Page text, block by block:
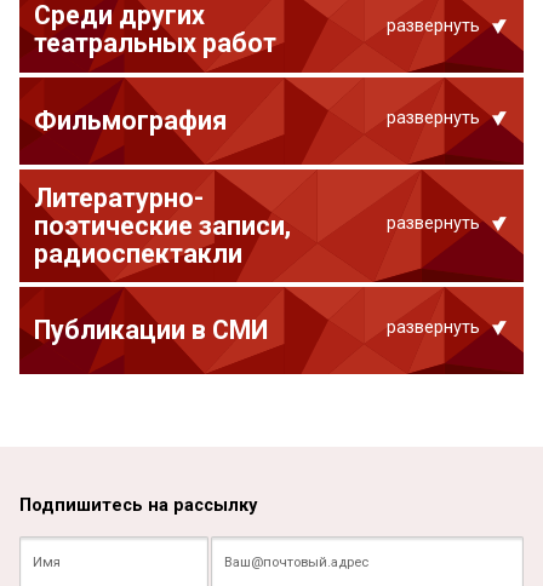
Среди других
театральных работ
развернуть
Фильмография развернуть
Литературно-
поэтические записи,
радиоспектакли
развернуть
Публикации в СМИ развернуть
Подпишитесь на рассылку